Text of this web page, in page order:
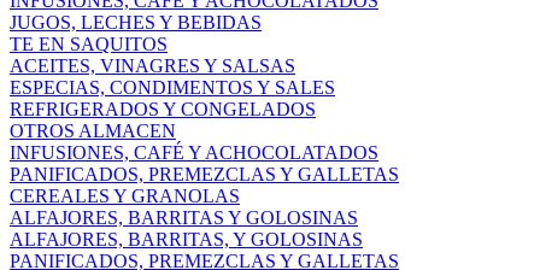
JUGOS, LECHES Y BEBIDAS
TE EN SAQUITOS
ACEITES, VINAGRES Y SALSAS
ESPECIAS, CONDIMENTOS Y SALES
REFRIGERADOS Y CONGELADOS
OTROS ALMACEN
INFUSIONES, CAFÉ Y ACHOCOLATADOS
PANIFICADOS, PREMEZCLAS Y GALLETAS
CEREALES Y GRANOLAS
ALFAJORES, BARRITAS Y GOLOSINAS
ALFAJORES, BARRITAS, Y GOLOSINAS
PANIFICADOS, PREMEZCLAS Y GALLETAS